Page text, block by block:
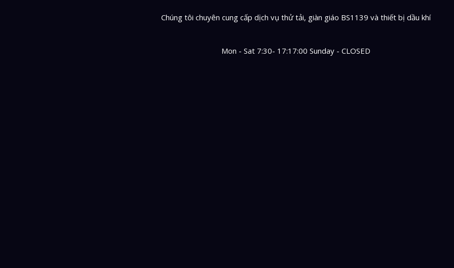
Chúng tôi chuyên cung cấp dịch vụ thử tải, giàn giáo BS1139 và thiết bị dầu khí
Mon - Sat 7:30- 17:17:00 Sunday - CLOSED